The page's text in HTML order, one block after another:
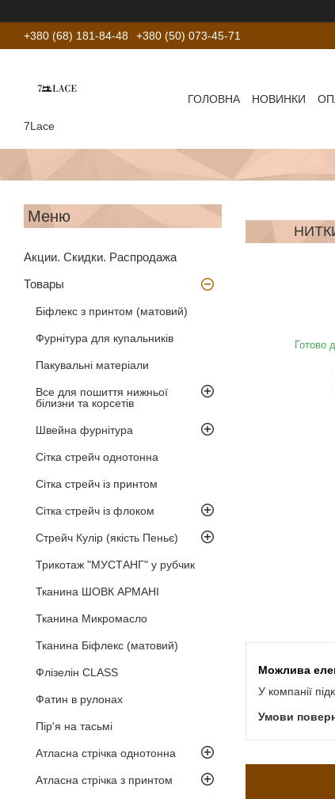
+380 (68) 181-84-48 +380 (50) 073-45-71
7Lace
ГОЛОВНА НОВИНКИ
Акции. Скидки. Распродажа
Товары
Біфлекс з принтом (матовий)
Фурнітура для купальників
Пакувальні матеріали
Все для пошиття нижньої
білизни та корсетів
Швейна фурнітура
Сітка стрейч однотонна
Сітка стрейч із принтом
Сітка стрейч із флоком
Стрейч Кулір (якість Пеньє)
Трикотаж "МУСТАНГ" у рубчик
Тканина ШОВК АРМАНІ
Тканина Микромасло
Тканина Біфлекс (матовий)
Флізелін CLASS
Фатин в рулонах
Пір'я на тасьмі
Атласна стрічка однотонна
Атласна стрічка з принтом
Готово
У компанії